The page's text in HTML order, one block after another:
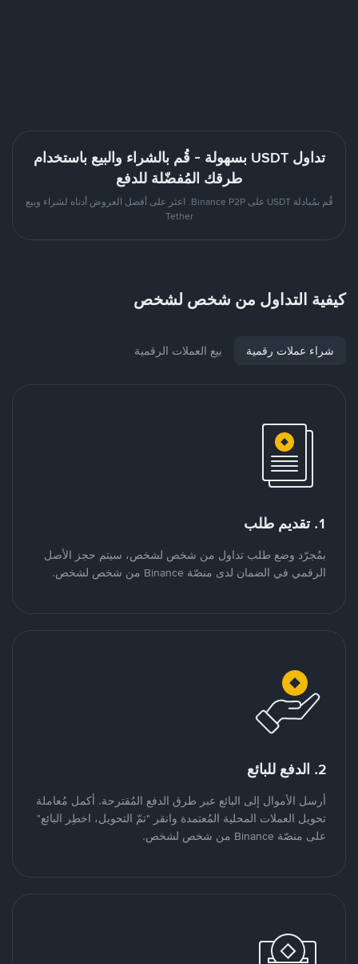
تداول USDT بسهولة - قُم بالشراء والبيع باستخدام
طرقك المُفضّلة للدفع
قُم بمُبادلة USDT على Binance P2P. اعثر على أفضل العروض أدناه لشراء وبيع
Tether
كيفية التداول من شخص لشخص
شراء عملات رقمية بيع العملات الرقمية
1. تقديم طلب
بمُجرّد وضع طلب تداول من شخص لشخص، سيتم حجز الأصل
الرقمي في الضمان لدى منصّة Binance من شخص لشخص.
2. الدفع للبائع
أرسل الأموال إلى البائع عبر طرق الدفع المُقترحة. أكمل مُعاملة
تحويل العملات المحلية المُعتمدة وانقر "تمّ التحويل، اخطِر البائع"
على منصّة Binance من شخص لشخص.